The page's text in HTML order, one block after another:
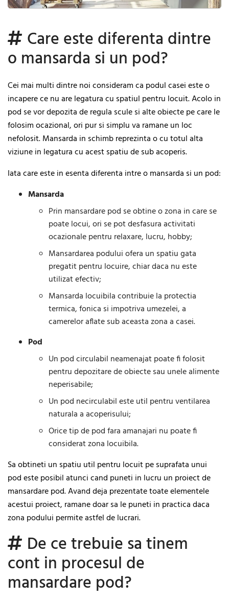
Care este diferenta dintre
o mansarda si un pod?
Cei mai multi dintre noi consideram ca podul casei este o
incapere ce nu are legatura cu spatiul pentru locuit. Acolo in
pod se vor depozita de regula scule si alte obiecte pe care le
folosim ocazional, ori pur si simplu va ramane un loc
nefolosit. Mansarda in schimb reprezinta o cu totul alta
viziune in legatura cu acest spatiu de sub acoperis.
Iata care este in esenta diferenta intre o mansarda si un pod:
Mansarda
Prin mansardare pod se obtine o zona in care se
poate locui, ori se pot desfasura activitati
ocazionale pentru relaxare, lucru, hobby;
Mansardarea podului ofera un spatiu gata
pregatit pentru locuire, chiar daca nu este
utilizat efectiv;
Mansarda locuibila contribuie la protectia
termica, fonica si impotriva umezelei, a
camerelor aflate sub aceasta zona a casei.
Pod
Un pod circulabil neamenajat poate fi folosit
pentru depozitare de obiecte sau unele alimente
neperisabile;
Un pod necirculabil este util pentru ventilarea
naturala a acoperisului;
Orice tip de pod fara amanajari nu poate fi
considerat zona locuibila.
Sa obtineti un spatiu util pentru locuit pe suprafata unui
pod este posibil atunci cand puneti in lucru un proiect de
mansardare pod. Avand deja prezentate toate elementele
acestui proiect, ramane doar sa le puneti in practica daca
zona podului permite astfel de lucrari.
De ce trebuie sa tinem
cont in procesul de
mansardare pod?